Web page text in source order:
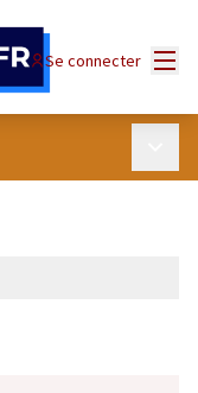
Se connecter